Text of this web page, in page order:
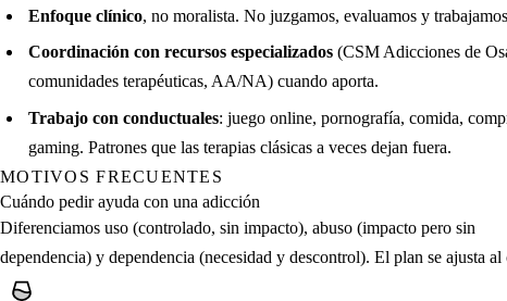
Enfoque clínico, no moralista. No juzgamos, evaluamos y
Coordinación con recursos especializados (CSM Adicciones de
comunidades terapéuticas, AA/NA) cuando aporta.
Trabajo con conductuales: juego online, pornografía, comida,
gaming. Patrones que las terapias clásicas a veces dejan fuera.
MOTIVOS FRECUENTES
Cuándo pedir ayuda con una adicción
Diferenciamos uso (controlado, sin impacto), abuso (impacto pero sin
dependencia) y dependencia (necesidad y descontrol). El plan se ajusta al